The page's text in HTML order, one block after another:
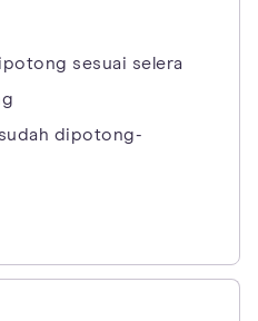
sesuai selera
dipotong-